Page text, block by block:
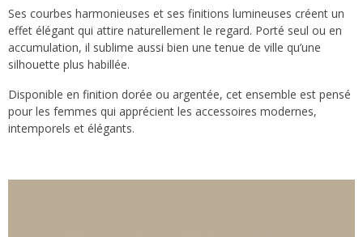
Ses courbes harmonieuses et ses finitions lumineuses créent un
effet élégant qui attire naturellement le regard. Porté seul ou en
accumulation, il sublime aussi bien une tenue de ville qu’une
silhouette plus habillée.
Disponible en finition dorée ou argentée, cet ensemble est pensé
pour les femmes qui apprécient les accessoires modernes,
intemporels et élégants.